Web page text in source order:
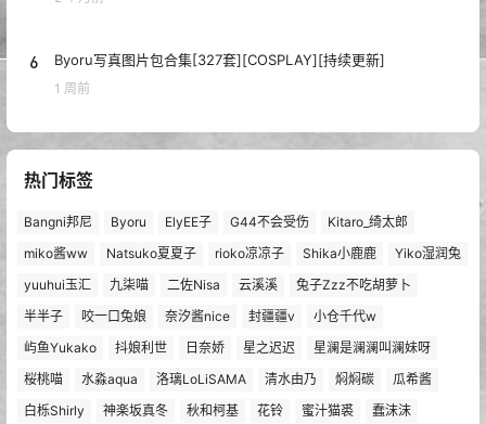
6 Byoru写真图片包合集[327套][COSPLAY][持续更新]
1 周前
热门标签
Bangni邦尼 Byoru ElyEE子 G44不会受伤
Kitaro_绮太郎
miko酱ww
Natsuko夏夏子 rioko凉凉子 Shika小鹿鹿
Yiko湿润兔
yuuhui玉汇
九柒喵 二佐Nisa 云溪溪
兔子Zzz不吃胡萝卜
半半子
咬一口兔娘 奈汐酱nice 封疆疆v
小仓千代w
屿鱼Yukako
抖娘利世 日奈娇 星之迟迟
星澜是澜澜叫澜妹呀
桜桃喵
水淼aqua 洛璃LoLiSAMA 清水由乃 焖焖碳
瓜希酱
白栎Shirly
神楽坂真冬 秋和柯基 花铃 蜜汁猫裘 蠢沫沫